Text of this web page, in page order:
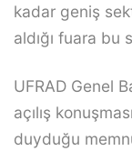
kadar geniş
aldığı fuara
UFRAD Genel
açılış
duyduğu